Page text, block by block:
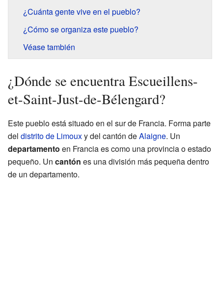
¿Cuánta gente vive en el pueblo?
¿Cómo se organiza este pueblo?
Véase también
¿Dónde se encuentra Escueillens-
et-Saint-Just-de-Bélengard?
Este pueblo está situado en el sur de Francia. Forma parte
del distrito de Limouxy del cantón deAlaigne. Un
departamento en Francia es como una provincia o estado
pequeño. Un cantón es una división más pequeña dentro
de un departamento.